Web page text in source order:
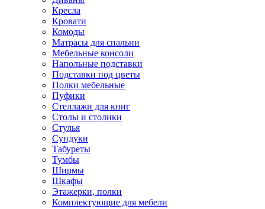
Кресла
Кровати
Комоды
Матрасы для спальни
Мебельные консоли
Напольные подставки
Подставки под цветы
Полки мебельные
Пуфики
Стеллажи для книг
Столы и столики
Стулья
Сундуки
Табуреты
Тумбы
Ширмы
Шкафы
Этажерки, полки
Комплектующие для мебели